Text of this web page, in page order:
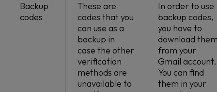
Backup
codes
These are
codes that you
can use as a
backup in
case the other
verification
methods are
unavailable to
In order to use
backup codes,
you have to
download
from your
Gmail account.
You can find
them in your